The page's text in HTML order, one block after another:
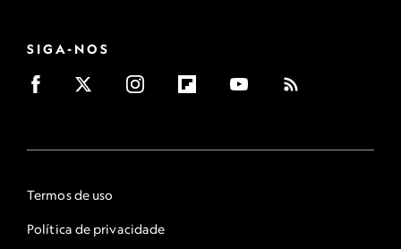
SIGA-NOS
Termos de uso
Política de privacidade